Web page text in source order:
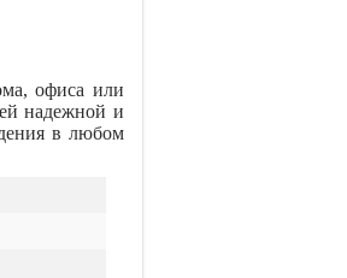
офиса или
надежной и
в любом